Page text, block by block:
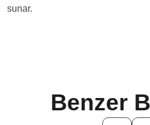
sunar.
Benzer